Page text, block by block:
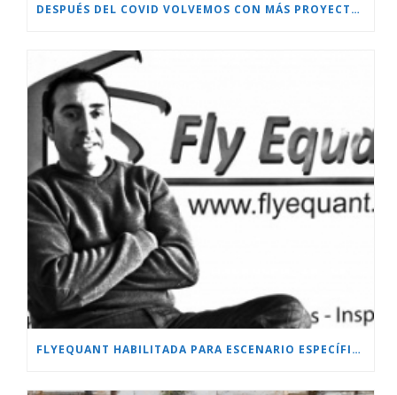
DESPUÉS DEL COVID VOLVEMOS CON MÁS PROYECTOS!!!
FLYEQUANT HABILITADA PARA ESCENARIO ESPECÍFICO.